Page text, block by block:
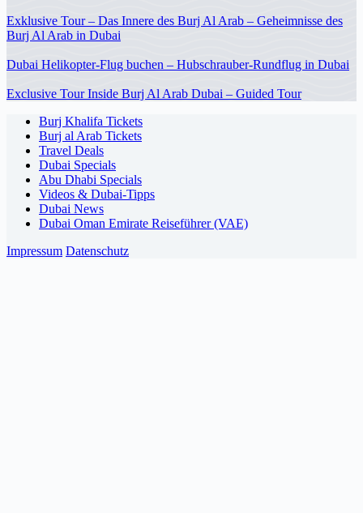
Exklusive Tour – Das Innere des Burj Al Arab – Geheimnisse des
Burj Al Arab in Dubai
Dubai Helikopter-Flug buchen – Hubschrauber-Rundflug in Dubai
Exclusive Tour Inside Burj Al Arab Dubai – Guided Tour
Burj Khalifa Tickets
Burj al Arab Tickets
Travel Deals
Dubai Specials
Abu Dhabi Specials
Videos & Dubai-Tipps
Dubai News
Dubai Oman Emirate Reiseführer (VAE)
Impressum Datenschutz